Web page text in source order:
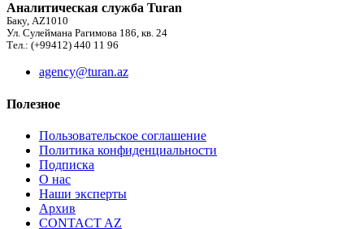
Аналитическая служба Turan
Баку, AZ1010
Ул. Сулеймана Рагимова 186, кв. 24
Тел.: (+99412) 440 11 96
agency@turan.az
Полезное
Пользовательское соглашение
Политика конфиденциальности
Подписка
О нас
Наши эксперты
Архив
CONTACT AZ